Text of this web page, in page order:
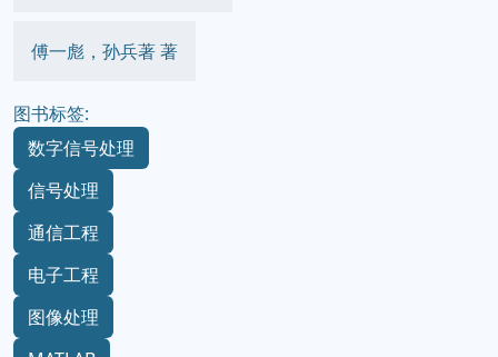
傅一彪，孙兵著 著
图书标签:
数字信号处理
信号处理
通信工程
电子工程
图像处理